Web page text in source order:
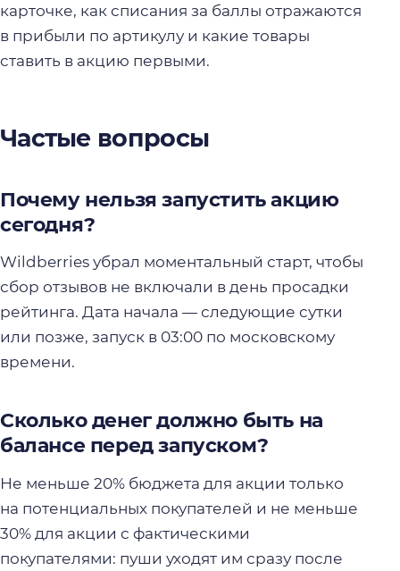
карточке, как списания за баллы отражаются
в прибыли по артикулу и какие товары
ставить в акцию первыми.
Частые вопросы
Почему нельзя запустить акцию
сегодня?
Wildberries убрал моментальный старт, чтобы
сбор отзывов не включали в день просадки
рейтинга. Дата начала — следующие сутки
или позже, запуск в 03:00 по московскому
времени.
Сколько денег должно быть на
балансе перед запуском?
Не меньше 20% бюджета для акции только
на потенциальных покупателей и не меньше
30% для акции с фактическими
покупателями: пуши уходят им сразу после